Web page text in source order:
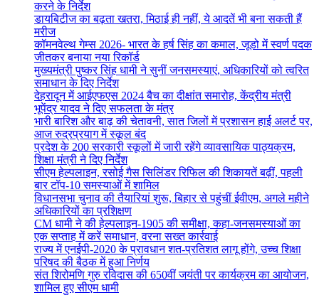
करने के निर्देश
डायबिटीज का बढ़ता खतरा, मिठाई ही नहीं, ये आदतें भी बना सकती हैं
मरीज
कॉमनवेल्थ गेम्स 2026- भारत के हर्ष सिंह का कमाल, जूडो में स्वर्ण पदक
जीतकर बनाया नया रिकॉर्ड
मुख्यमंत्री पुष्कर सिंह धामी ने सुनीं जनसमस्याएं, अधिकारियों को त्वरित
समाधान के दिए निर्देश
देहरादून में आईएफएस 2024 बैच का दीक्षांत समारोह, केंद्रीय मंत्री
भूपेंद्र यादव ने दिए सफलता के मंत्र
भारी बारिश और बाढ़ की चेतावनी, सात जिलों में प्रशासन हाई अलर्ट पर,
आज रुद्रप्रयाग में स्कूल बंद
प्रदेश के 200 सरकारी स्कूलों में जारी रहेंगे व्यावसायिक पाठ्यक्रम,
शिक्षा मंत्री ने दिए निर्देश
सीएम हेल्पलाइन, रसोई गैस सिलिंडर रिफिल की शिकायतें बढ़ीं, पहली
बार टॉप-10 समस्याओं में शामिल
विधानसभा चुनाव की तैयारियां शुरू, बिहार से पहुंचीं ईवीएम, अगले महीने
अधिकारियों का प्रशिक्षण
CM धामी ने की हेल्पलाइन-1905 की समीक्षा, कहा-जनसमस्याओं का
एक सप्ताह में करें समाधान, वरना सख्त कार्रवाई
राज्य में एनईपी-2020 के प्रावधान शत-प्रतिशत लागू होंगे, उच्च शिक्षा
परिषद की बैठक में हुआ निर्णय
संत शिरोमणि गुरु रविदास की 650वीं जयंती पर कार्यक्रम का आयोजन,
शामिल हुए सीएम धामी